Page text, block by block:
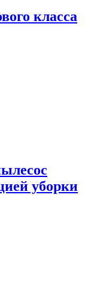
класса
уборки